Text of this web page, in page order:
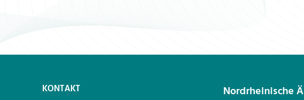
KONTAKT Nordrheinische